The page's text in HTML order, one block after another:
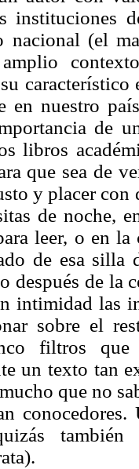
instituciones
nacional (el
en nuestro
de
libros
que sea de
y placer con
de noche,
leer, o en
de esa silla
después de la
intimidad las
sobre el
filtros que
un texto tan
que no
también